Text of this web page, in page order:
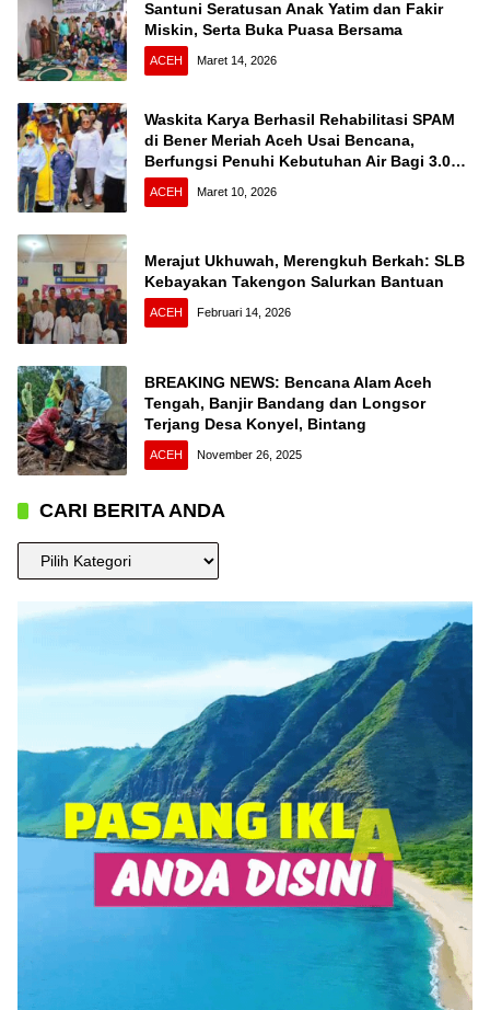
Santuni Seratusan Anak Yatim dan Fakir
Miskin, Serta Buka Puasa Bersama
ACEH Maret 14, 2026
Waskita Karya Berhasil Rehabilitasi SPAM
di Bener Meriah Aceh Usai Bencana,
Berfungsi Penuhi Kebutuhan Air Bagi 3.000
KK
ACEH Maret 10, 2026
Merajut Ukhuwah, Merengkuh Berkah: SLB
Kebayakan Takengon Salurkan Bantuan
ACEH Februari 14, 2026
BREAKING NEWS: Bencana Alam Aceh
Tengah, Banjir Bandang dan Longsor
Terjang Desa Konyel, Bintang
ACEH November 26, 2025
CARI BERITA ANDA
CARI
BERITA